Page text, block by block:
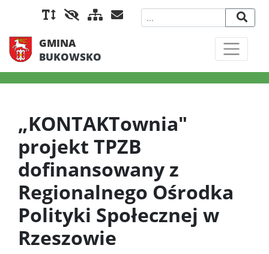
GMINA
BUKOWSKO
„KONTAKTownia"
projekt TPZB
dofinansowany z
Regionalnego Ośrodka
Polityki Społecznej w
Rzeszowie